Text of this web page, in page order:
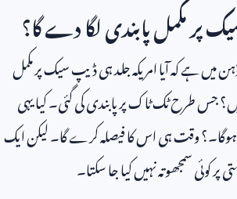
پر مکمل پابندی لگا دے گا؟
ہے کہ آیا امریکہ جلد ہی ڈیپ سیک پر مکمل
جس طرح ٹک ٹاک پر پابندی کی گئی۔ کیا یہی
وقت ہی اس کا فیصلہ کرے گا۔ لیکن ایک
کوئی سمجھوتہ نہیں کیا جا سکتا۔